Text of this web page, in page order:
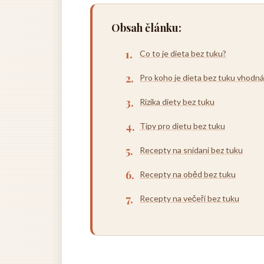
Obsah článku:
Co to je dieta bez tuku?
Pro koho je dieta bez tuku
Rizika diety bez tuku
Tipy pro dietu bez tuku
Recepty na snídani bez tuku
Recepty na oběd bez tuku
Recepty na večeři bez tuku